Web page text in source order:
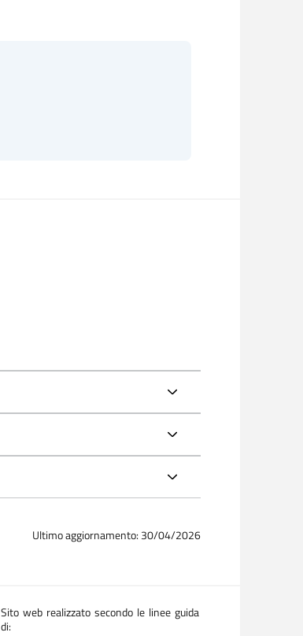
Ultimo aggiornamento: 30/04/2026
Sito web realizzato secondo le linee guida
di: